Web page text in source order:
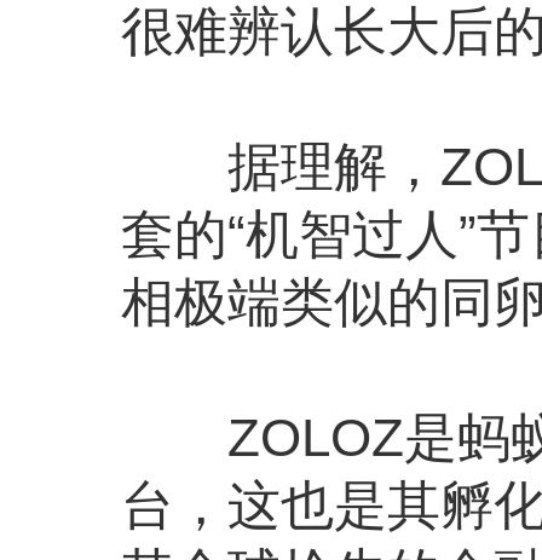
很难辨认长大后
据理解，
套的“机智过人”
相极端类似的同
ZOLOZ是蚂蚁
台，这也是其孵